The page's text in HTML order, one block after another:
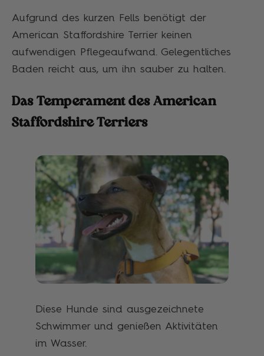
Aufgrund des kurzen Fells benötigt der
American Staffordshire Terrier keinen
aufwendigen Pflegeaufwand. Gelegentliches
Baden reicht aus, um ihn sauber zu halten.
Das Temperament des American
Staffordshire Terriers
Diese Hunde sind ausgezeichnete
Schwimmer und genießen Aktivitäten
im Wasser.